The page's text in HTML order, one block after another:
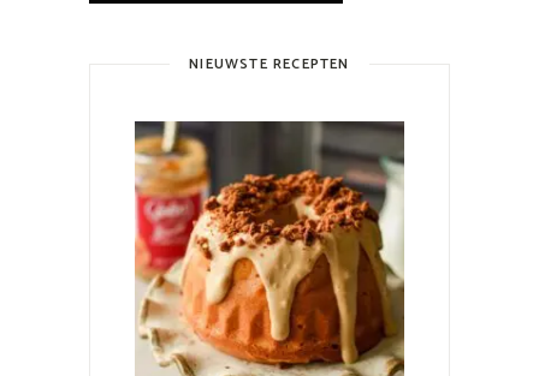
NIEUWSTE RECEPTEN